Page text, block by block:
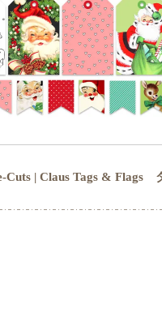
| Claus Tags & Flags